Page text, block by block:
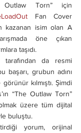
Outlaw Torn” için
Fan Cover
kazanan isim olan A
öne çıkan
taşıdı.
da resmi
başarı, grubun adını
kılmıştı. Şimdi
“The Outlaw Torn”
üzere tüm dijital
buluştu.
yorum, orijinal